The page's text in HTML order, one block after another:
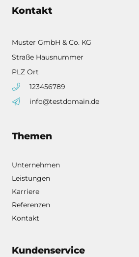
Kontakt
Muster GmbH & Co. KG
Straße Hausnummer
PLZ Ort
123456789
info@testdomain.de
Themen
Unternehmen
Leistungen
Karriere
Referenzen
Kontakt
Kundenservice